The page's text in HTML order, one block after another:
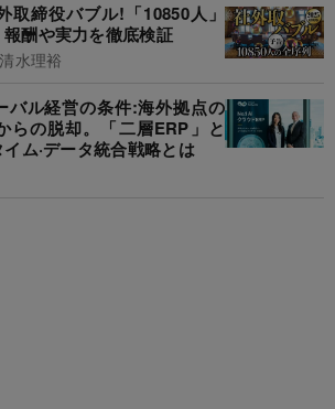
取締役バブル!「10850人」
酬や実力を徹底検証
水理裕
バル経営の条件:海外拠点の
らの脱却。「二層ERP」と
ム·データ統合戦略とは